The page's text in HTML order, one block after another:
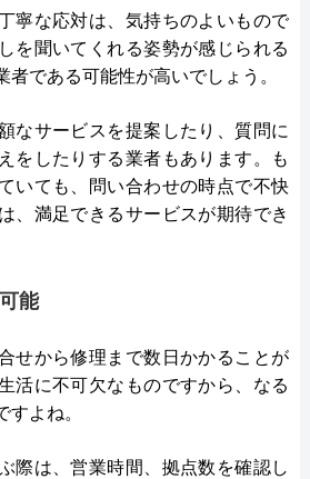
寧な応対は、気持ちのよいもので
を聞いてくれる姿勢が感じられる
者である可能性が高いでしょう。
なサービスを提案したり、質問に
をしたりする業者もあります。も
いても、問い合わせの時点で不快
、満足できるサービスが期待でき
能
せから修理まで数日かかることが
活に不可欠なものですから、なる
よね。
際は、営業時間、拠点数を確認し